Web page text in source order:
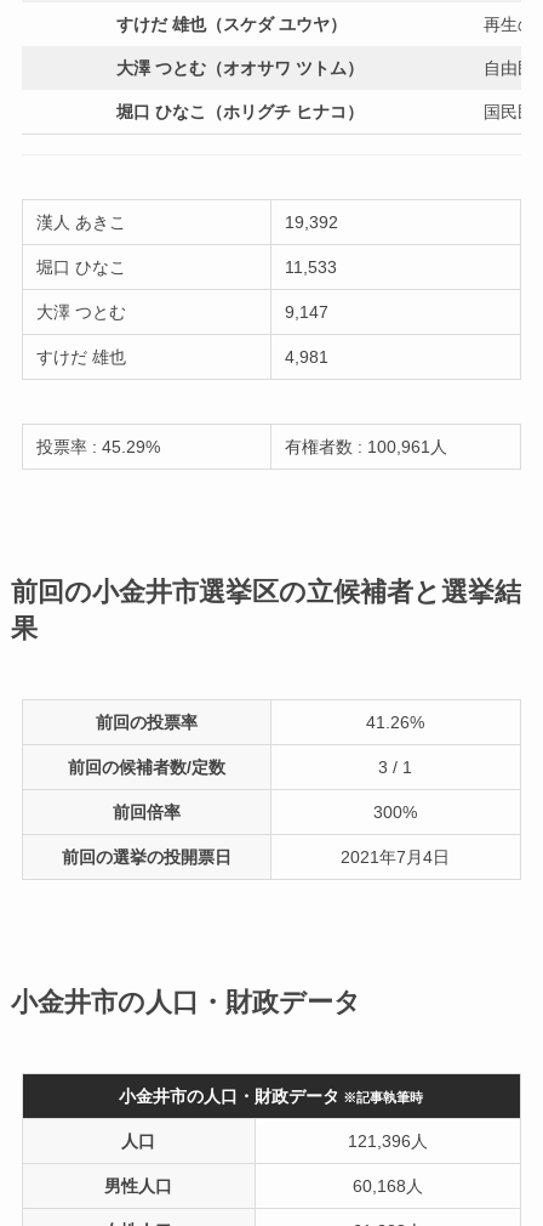
すけだ 雄也（スケダ ユウヤ） 再生の
大澤 つとむ（オオサワ ツトム） 自由民
堀口 ひなこ（ホリグチ ヒナコ） 国民民
漢人 あきこ 19,392
堀口 ひなこ 11,533
大澤 つとむ 9,147
すけだ 雄也 4,981
投票率 : 45.29% 有権者数 : 100,961人
前回の小金井市選挙区の立候補者と選挙結
果
前回の投票率 41.26%
前回の候補者数/定数 3 / 1
前回倍率 300%
前回の選挙の投開票日 2021年7月4日
小金井市の人口・財政データ
小金井市の人口・財政データ ※記事執筆時
人口 121,396人
男性人口 60,168人